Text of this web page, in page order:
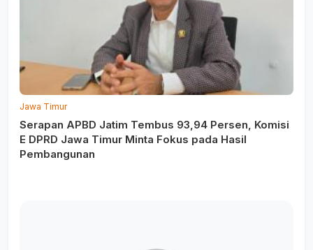
Jawa Timur
Serapan APBD Jatim Tembus 93,94 Persen, Komisi
E DPRD Jawa Timur Minta Fokus pada Hasil
Pembangunan